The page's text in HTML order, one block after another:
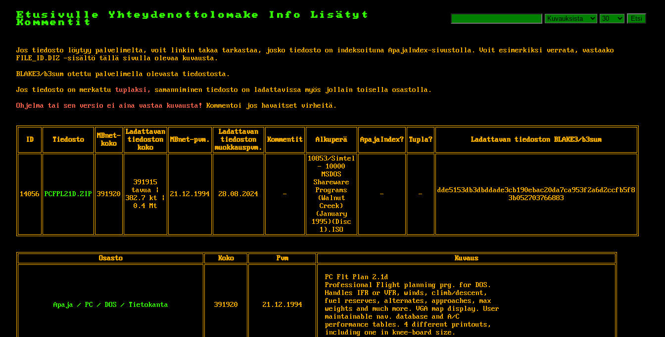
Etusivulle Yhteydenottolomake Info
Lisätyt
Kommentit
Etsi
Jos tiedosto löytyy palvelimelta, voit linkin takaa tarkastaa, josko tiedosto on indeksoituna ApajaIndex-sivustolla. Voit esimerkiksi verrata, vastaako
FILE_ID.DIZ -sisältö tällä sivulla olevaa kuvausta.
BLAKE3/b3sum otettu palvelimella olevasta tiedostosta.
Jos tiedosto on merkattu tuplaksi,
samanniminen tiedosto on ladattavissa myös jollain toisella osastolla.
Ohjelma tai sen versio ei aina vastaa kuvausta!
Kommentoi jos havaitset virheitä.
ID Tiedosto
MBnet-
koko
Ladattavan
tiedoston
koko
MBnet-pvm.
Ladattavan
tiedoston
muokkauspvm.
Kommentit Alkuperä ApajaIndex? Tupla? Ladattavan tiedoston BLAKE3/b3sum
14056 PCFPL21D.ZIP 391920
391915
tavua |
382.7 kt |
0.4 Mt
21.12.1994 28.08.2024 -
10853/Simtel
- 10000
MSDOS
Shareware
Programs
(Walnut
Creek)
(January
1995)(Disc
1).ISO
- -
dde5153db3dbddade3cb190ebac20da7ca953f2a6d2ccfb5f8
3b052703766883
Osasto Koko Pvm Kuvaus
Apaja / PC / DOS / Tietokanta 391920 21.12.1994
PC Flt Plan 2.1d
Professional Flight planning prg. for DOS.
Handles IFR or VFR, winds, climb/descent,
fuel reserves, alternates, approaches, max
weights and much more. VGA map display. User
maintainable nav. database and A/C
performance tables. 4 different printouts,
including one in knee-board size.